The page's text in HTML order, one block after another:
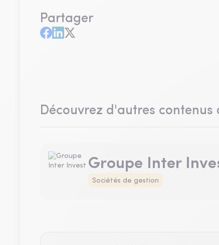
Partager
Découvrez d'autres
Groupe Inter
Sociétés de gestion